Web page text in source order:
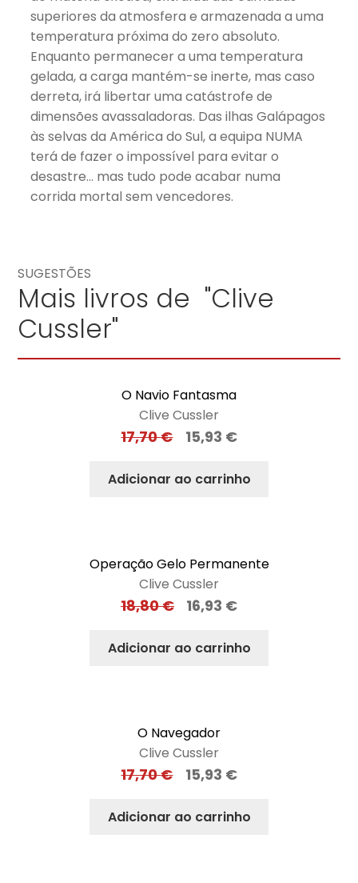
superiores da atmosfera e armazenada a uma
temperatura próxima do zero absoluto.
Enquanto permanecer a uma temperatura
gelada, a carga mantém-se inerte, mas caso
derreta, irá libertar uma catástrofe de
dimensões avassaladoras. Das ilhas Galápagos
às selvas da América do Sul, a equipa NUMA
terá de fazer o impossível para evitar o
desastre… mas tudo pode acabar numa
corrida mortal sem vencedores.
SUGESTÕES
Mais livros de "Clive
Cussler"
O Navio Fantasma
Clive Cussler
17,70€ 15,93 €
Adicionar ao carrinho
Operação Gelo Permanente
Clive Cussler
18,80€ 16,93 €
Adicionar ao carrinho
O Navegador
Clive Cussler
17,70€ 15,93 €
Adicionar ao carrinho